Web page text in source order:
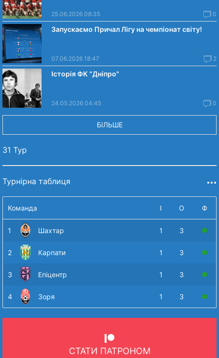
25.06.2026 08:35 0
Запускаємо Причал Лігу на чемпіонат світу!
07.06.2026 18:47 2
Історія ФК "Дніпро"
24.05.2026 04:45 0
БІЛЬШЕ
31 Тур
Турнірна таблиця
Команда І О Ф
1 Шахтар 1 3
2 Карпати 1 3
3 Епіцентр 1 3
4 Зоря 1 3
СТАТИ ПАТРОНОМ